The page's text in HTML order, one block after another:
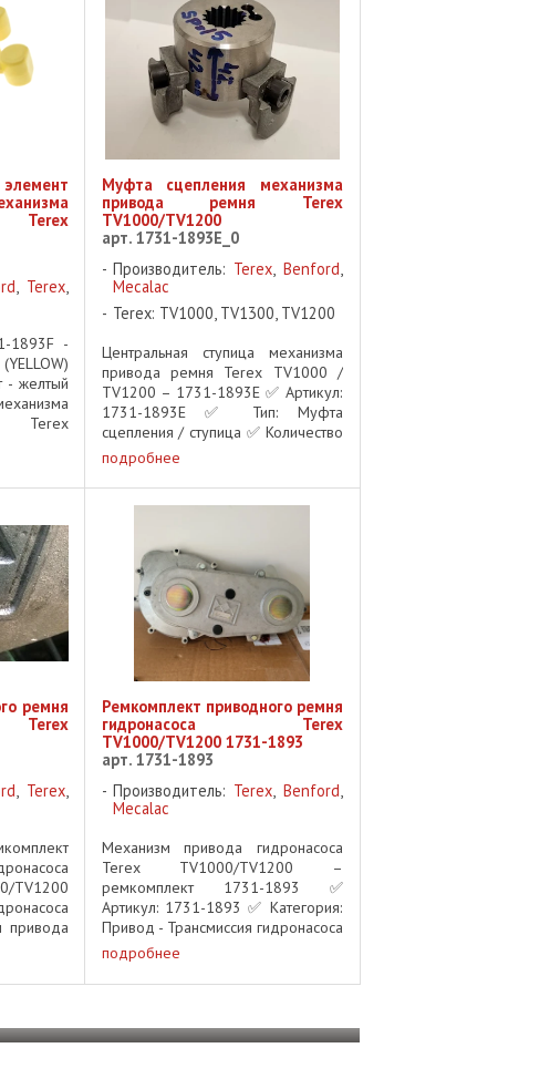
Terex
, Terex,
1893F -
- желтый
Terex
custom
Муфта сцепления механизма
привода ремня Terex
TV1000/TV1200
арт. 1731-1893E_0
Производитель: Terex, Benford,
Mecalac
Terex: TV1000, TV1300, TV1200
Центральная ступица механизма
привода ремня Terex TV1000 /
TV1200 – 1731-1893E ✅ Артикул:
1731-1893E ✅ Тип: Муфта
сцепления / ступица ✅ Количество
шлицов: 15 ✅ Высота: 42 мм ✅
Код: CB-F-098 ✅ Совместимость:
Terex TV1000, Terex TV1200
Комплектация ...
подробнее
ремня
Terex,
TV1200
привода
Terex
Pump
...
Ремкомплект приводного ремня
гидронасоса Terex
TV1000/TV1200 1731-1893
арт. 1731-1893
Производитель: Terex Benford
Mecalac
Механизм привода гидронасоса
Terex TV1000/TV1200 –
ремкомплект 1731-1893 ✅
Артикул: 1731-1893 ✅ Категория:
Привод - Трансмиссия гидронасоса
✅ Производитель: Terex ✅
Применяемость: Виброкатки Terex
TV1000, TV1200 Описание:
подробнее